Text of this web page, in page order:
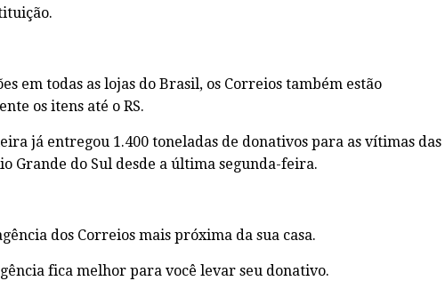
em todas as lojas do Brasil, os Correios também estão
os itens até o RS.
já entregou 1.400 toneladas de donativos para as vítimas das
Grande do Sul desde a última segunda-feira.
dos Correios mais próxima da sua casa.
fica melhor para você levar seu donativo.